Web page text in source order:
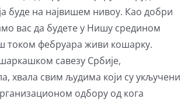
буде на највишем нивоу. Као добри
вас да будете у Нишу средином
током фебруара живи кошарку.
савезу Србије,
хвала свим људима који су укључени
одбору од кога